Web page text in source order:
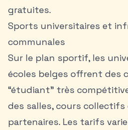
gratuites.
Sports universitaires et
communales
Sur le plan sportif, les
écoles belges offrent des
“étudiant” très
des salles, cours collectifs
partenaires. Les tarifs